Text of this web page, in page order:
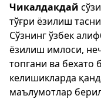
Чикалдакдай
тўғри ёзилиш
Сўзнинг ўзбек
ёзилиш имлоси,
топгани ва бехато
келишикларда
маълумотлар